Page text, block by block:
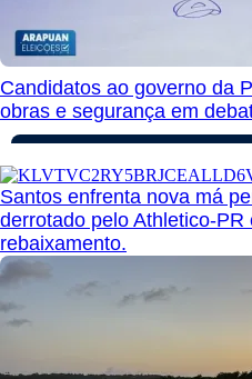
Candidatos ao governo da
obras e segurança em
Santos enfrenta nova má
derrotado pelo Athletico-PR
rebaixamento.